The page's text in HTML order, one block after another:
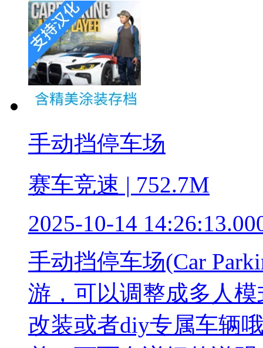
手动挡停车场
赛车竞速 | 752.7M
2025-10-14
手动挡停车场(Car
游，可以调整成多人
改装或者diy专属车辆